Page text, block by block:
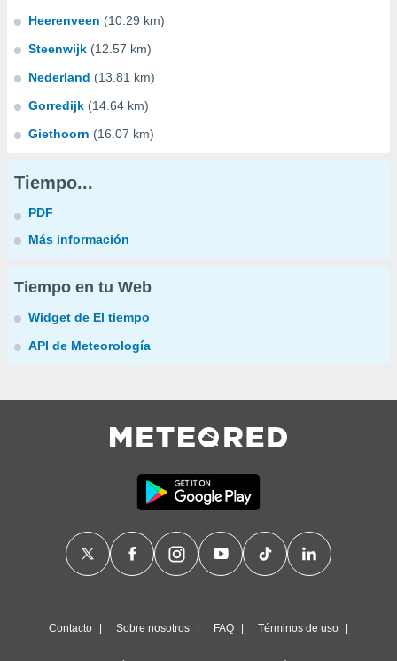
Heerenveen (10.29 km)
Steenwijk (12.57 km)
Nederland (13.81 km)
Gorredijk (14.64 km)
Giethoorn (16.07 km)
Tiempo...
PDF
Más información
Tiempo en tu Web
Widget de El tiempo
API de Meteorología
Contacto Sobre nosotros FAQ Términos de uso